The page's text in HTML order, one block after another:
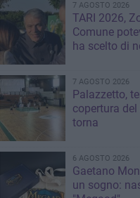
7 AGOSTO 2026
TARI 2026,
Comune
ha scelto di
7 AGOSTO 2026
Palazzetto,
copertura
torna
6 AGOSTO 2026
Gaetano
un sogno: